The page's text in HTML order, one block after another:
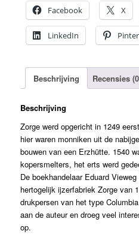
Facebook
X
LinkedIn
Beschrijving Recensies
Beschrijving
Zorge werd opgericht in 1249
hier waren monniken uit de
bouwen van een Erzhütte. 1540
kopersmelters, het erts werd
De boekhandelaar Eduard
hertogelijk ijzerfabriek Zorge van
drukpersen van het type
aan de auteur en droeg veel
op.